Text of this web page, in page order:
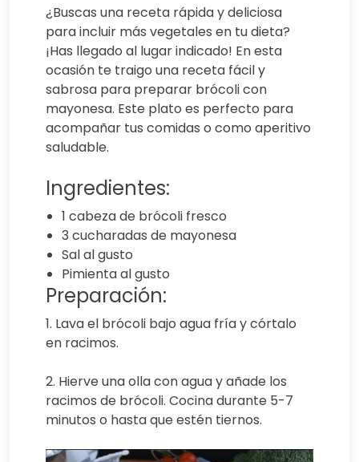
¿Buscas una receta rápida y deliciosa
para incluir más vegetales en tu dieta?
¡Has llegado al lugar indicado! En esta
ocasión te traigo una receta fácil y
sabrosa para preparar brócoli con
mayonesa. Este plato es perfecto para
acompañar tus comidas o como aperitivo
saludable.
Ingredientes:
1 cabeza de brócoli fresco
3 cucharadas de mayonesa
Sal al gusto
Pimienta al gusto
Preparación:
1. Lava el brócoli bajo agua fría y córtalo
en racimos.
2. Hierve una olla con agua y añade los
racimos de brócoli. Cocina durante 5-7
minutos o hasta que estén tiernos.